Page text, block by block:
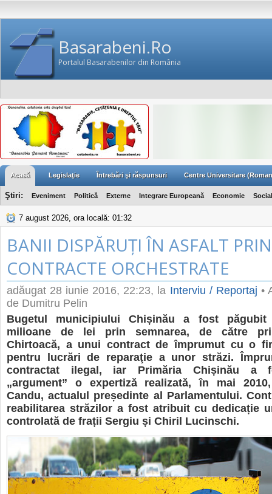
Basarabeni.Ro
Portalul Basarabenilor din România
Acasă Legislaţie Întrebări şi răspunsuri Centre Universitare
Ştiri: Eveniment Politică Externe Integrare Europeană Economie Social
7 august 2026, ora locală: 01:32
BANII DISPĂRUȚI ÎN ASFALT PRIN
CONTRACTE ORCHESTRATE
adăugat 28 iunie 2016, 22:23, la Interviu / Reportaj •
de Dumitru Pelin
Bugetul municipiului Chișinău a fost
milioane de lei prin semnarea, de către
Chirtoacă, a unui contract de împrumut cu o
pentru lucrări de reparaţie a unor străzi.
contractat ilegal, iar Primăria Chișinău a
„argument” o expertiză realizată, în mai
Candu, actualul președinte al Parlamentului.
reabilitarea străzilor a fost atribuit cu dedicație
controlată de frații Sergiu și Chiril Lucinschi.